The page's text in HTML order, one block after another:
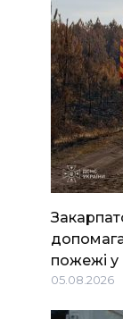
пожежі у
05.08.2026